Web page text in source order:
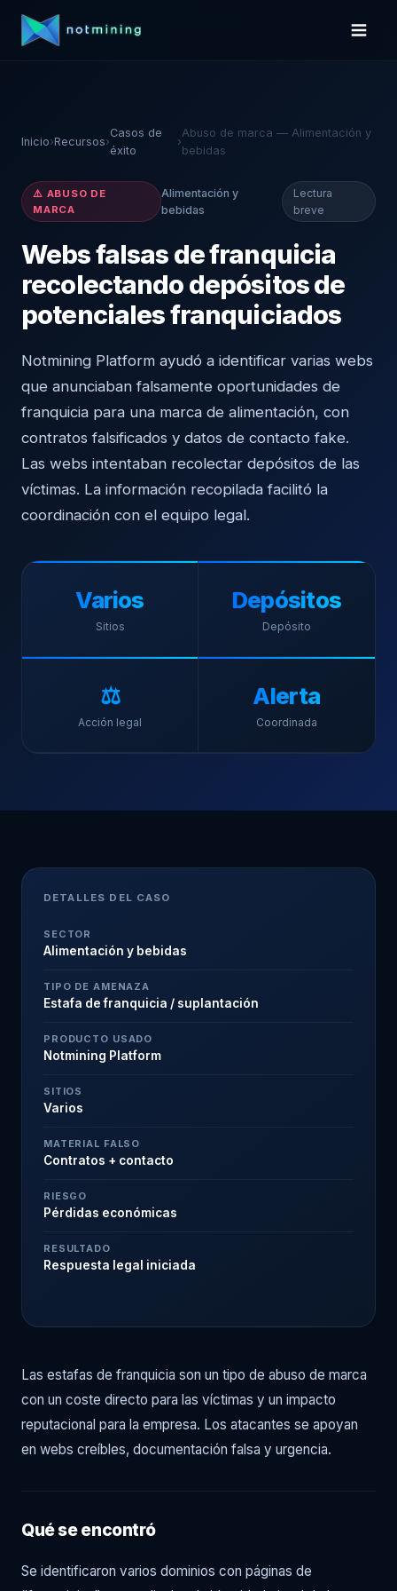
Inicio›Recursos›
Casos de
éxito
›
Abuso de marca — Alimentación y
bebidas
⚠️ ABUSO DE
MARCA
Alimentación y
bebidas
Lectura
breve
Webs falsas de franquicia
recolectando depósitos de
potenciales franquiciados
Notmining Platform ayudó a identificar varias webs
que anunciaban falsamente oportunidades de
franquicia para una marca de alimentación, con
contratos falsificados y datos de contacto fake.
Las webs intentaban recolectar depósitos de las
víctimas. La información recopilada facilitó la
coordinación con el equipo legal.
Varios
Sitios
Depósitos
Depósito
⚖️
Acción legal
Alerta
Coordinada
DETALLES DEL CASO
SECTOR
Alimentación y bebidas
TIPO DE AMENAZA
Estafa de franquicia / suplantación
PRODUCTO USADO
Notmining Platform
SITIOS
Varios
MATERIAL FALSO
Contratos + contacto
RIESGO
Pérdidas económicas
RESULTADO
Respuesta legal iniciada
Las estafas de franquicia son un tipo de abuso de marca
con un coste directo para las víctimas y un impacto
reputacional para la empresa. Los atacantes se apoyan
en webs creíbles, documentación falsa y urgencia.
Qué se encontró
Se identificaron varios dominios con páginas de